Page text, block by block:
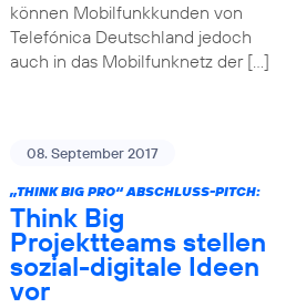
können Mobilfunkkunden von
Telefónica Deutschland jedoch
auch in das Mobilfunknetz der […]
08. September 2017
„THINK BIG PRO“ ABSCHLUSS-PITCH:
Think Big
Projektteams stellen
sozial-digitale Ideen
vor